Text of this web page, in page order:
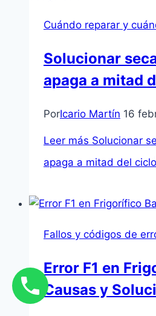
Cuándo reparar y
Solucionar
apaga a mitad
PorIcario Martín 16
Leer más Solucionar
apaga a mitad del ciclo
Fallos y códigos de
Error F1 en
Causas y